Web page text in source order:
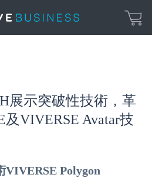
展示突破性技術，革
VIVERSE Avatar技
VIVERSE Polygon